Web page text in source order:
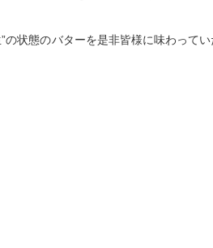
の状態のバターを是非皆様に味わって